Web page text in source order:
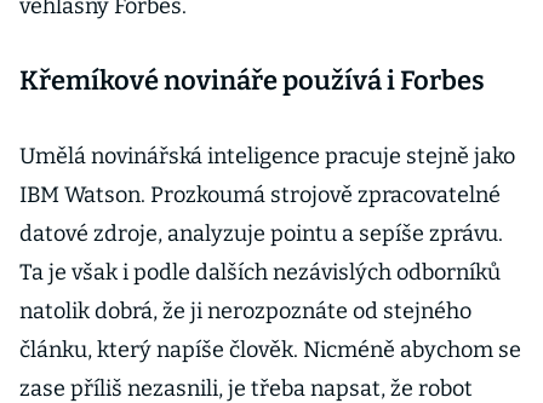
věhlasný Forbes.
Křemíkové novináře používá i Forbes
Umělá novinářská inteligence pracuje stejně jako
IBM Watson. Prozkoumá strojově zpracovatelné
datové zdroje, analyzuje pointu a sepíše zprávu.
Ta je však i podle dalších nezávislých odborníků
natolik dobrá, že ji nerozpoznáte od stejného
článku, který napíše člověk. Nicméně abychom se
zase příliš nezasnili, je třeba napsat, že robot